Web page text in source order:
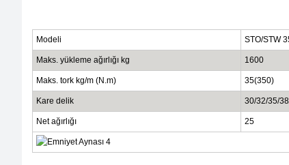
Modeli STO/STW
Maks. yükleme ağırlığı kg 1600
Maks. tork kg/m (N.m) 35(350)
Kare delik 30/32/35/
Net ağırlığı 25